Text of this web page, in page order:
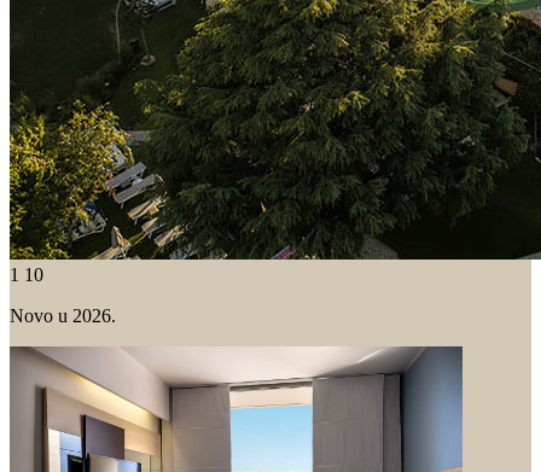
1 10
Novo u 2026.